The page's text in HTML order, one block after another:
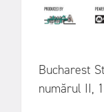
Bucharest
numărul II,